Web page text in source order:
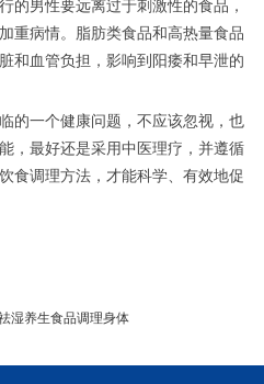
的男性要远离过于刺激性的食品，
重病情。脂肪类食品和高热量食品
和血管负担，影响到阳痿和早泄的
的一个健康问题，不应该忽视，也
，最好还是采用中医理疗，并遵循
食调理方法，才能科学、有效地促
湿养生食品调理身体